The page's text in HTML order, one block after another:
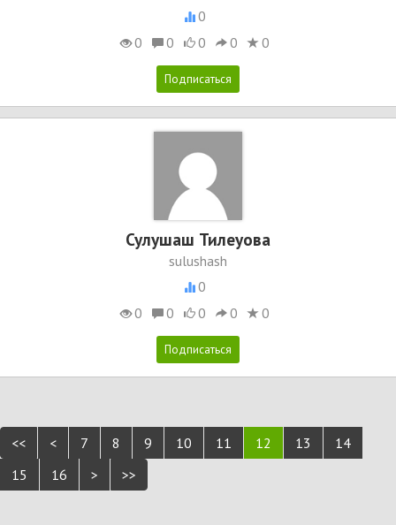
0
0
0 0 0 0
Сулушаш Тилеуова
sulushash
0
0
0 0 0 0
<< < 7 8 9 10 11 12 13
14
15
16 > >>